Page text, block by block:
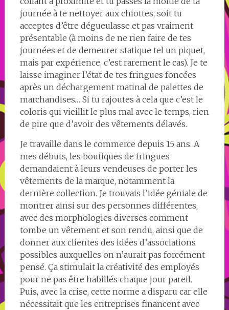
journée à te nettoyer aux chiottes, soit tu
acceptes d’être dégueulasse et pas vraiment
présentable (à moins de ne rien faire de tes
journées et de demeurer statique tel un piquet,
mais par expérience, c’est rarement le cas). Je te
laisse imaginer l’état de tes fringues foncées
après un déchargement matinal de palettes de
marchandises… Si tu rajoutes à cela que c’est le
coloris qui vieillit le plus mal avec le temps, rien
de pire que d’avoir des vêtements délavés.
Je travaille dans le commerce depuis 15 ans. A
mes débuts, les boutiques de fringues
demandaient à leurs vendeuses de porter les
vêtements de la marque, notamment la
dernière collection. Je trouvais l’idée géniale de
montrer ainsi sur des personnes différentes,
avec des morphologies diverses comment
tombe un vêtement et son rendu, ainsi que de
donner aux clientes des idées d’associations
possibles auxquelles on n’aurait pas forcément
pensé. Ça stimulait la créativité des employés
pour ne pas être habillés chaque jour pareil.
Puis, avec la crise, cette norme a disparu car elle
nécessitait que les entreprises financent avec